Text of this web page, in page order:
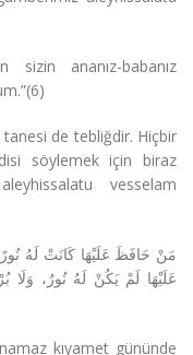
de tebliğdir. Hiçbir
söylemek için biraz
vesselam
مَنْ حَافَظَ عَلَيْهَا كَانَتْ لَهُ
عَلَيْهَا لَمْ يَكُنْ لَهُ نُورٌ، وَلَا
kıyamet gününde